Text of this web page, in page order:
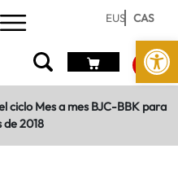
Abrir
EUS CAS
ciclo Mes a mes BJC-BBK para
de 2018